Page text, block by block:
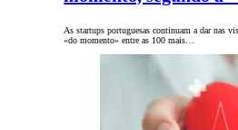
As startups portuguesas continuam a dar nas
«do momento» entre as 100 mais…